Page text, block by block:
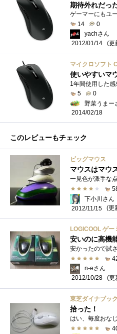
期待外れだっ
14
0
yachさん
2012/01/14
(更
マイクロソフト
使いやすいマ
5
0
野菜うまー
2014/02/18
このレビューもチェック
ビッグマウス
マウスはマウ
下小川さん
2012/11/15
(更
LOGICOOL ゲ
n-eさん
2012/10/28
(更
東芝ダイナブッ
拾った！